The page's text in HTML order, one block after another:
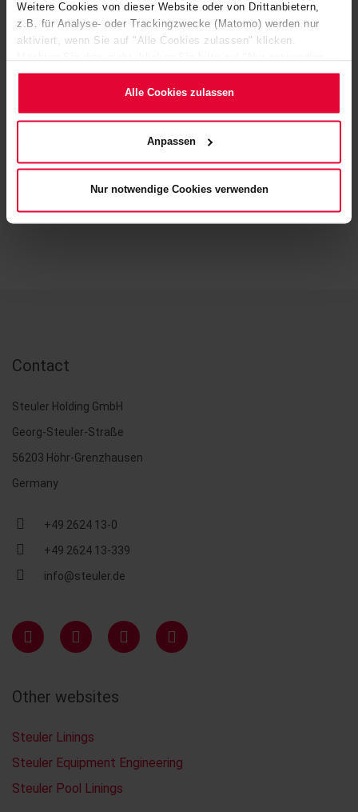
Weitere Cookies von dieser Website oder von Drittanbietern,
z.B. für Analyse- oder Trackingzwecke (Matomo) werden nur
aktiviert, wenn Sie auf "Alle Cookies zulassen" klicken.
Cookies verwenden". Mehr dazu (einschließlich der Möglichkeit,
die Einwilligungserklärung zu ändern oder zu widerrufen)
Website) bzw. derDatenschutzerklärung.
Alle Cookies zulassen
Anpassen
Nur notwendige Cookies verwenden
BACK
Contact
Steuler Holding GmbH
Georg-Steuler-Straße
56203 Höhr-Grenzhausen
Germany
+49 2624 13-0
+49 2624 13-339
info@steuler.de
Other websites
Steuler Linings
Steuler Equipment Engineering
Steuler Pool Linings